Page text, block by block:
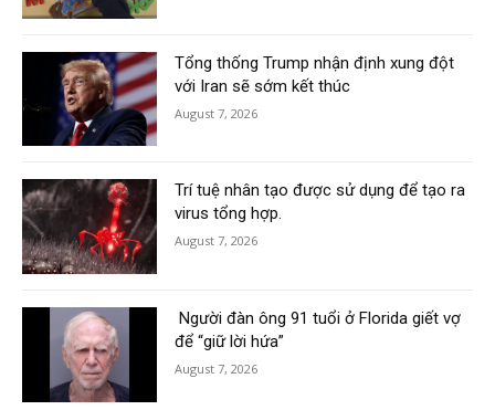
Tổng thống Trump nhận định xung đột
với Iran sẽ sớm kết thúc
August 7, 2026
Trí tuệ nhân tạo được sử dụng để tạo ra
virus tổng hợp.
August 7, 2026
Người đàn ông 91 tuổi ở Florida giết vợ
để “giữ lời hứa”
August 7, 2026